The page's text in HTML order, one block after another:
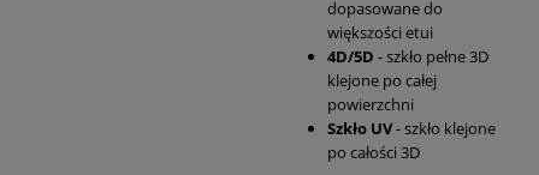
dopasowane do
większości etui
4D/5D - szkło pełne 3D
klejone po całej
powierzchni
Szkło UV- szkło klejone
po całości 3D